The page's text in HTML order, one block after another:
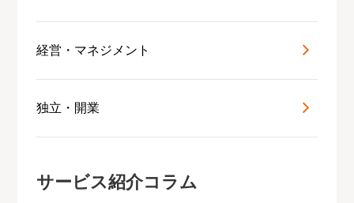
経営・マネジメント
独立・開業
サービス紹介コラム